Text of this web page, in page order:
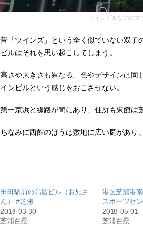
ツインビルなのに大
昔「ツインズ」という全く似ていない双子
ビルはそれを思い起こしてしまう。
高さや大きさも異なる。色やデザインは同
インビルという感じをおこさせない。
第一京浜と線路が間にあり、住所も東館は
ちなみに西館のほうは敷地に広い庭があり
田町駅前の高層ビル（お兄さ
ん） #芝浦
2018-03-30
芝浦百景
港区芝浦港
スポーツセ
2018-05-01
芝浦百景